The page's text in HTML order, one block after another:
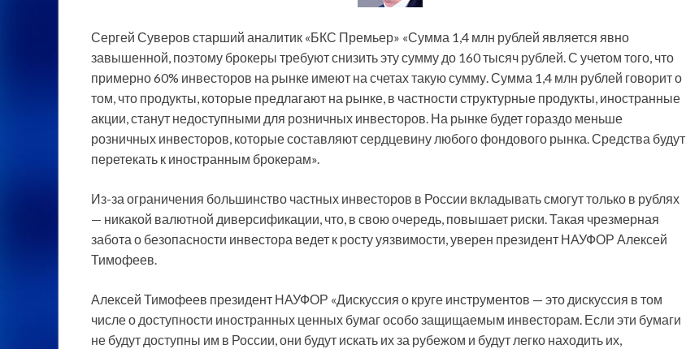
Сергей Суверов старший аналитик «БКС Премьер» «Сумма 1,4 млн рублей является явно
завышенной, поэтому брокеры требуют снизить эту сумму до 160 тысяч рублей. С учетом того, что
примерно 60% инвесторов на рынке имеют на счетах такую сумму. Сумма 1,4 млн рублей говорит о
том, что продукты, которые предлагают на рынке, в частности структурные продукты, иностранные
акции, станут недоступными для розничных инвесторов. На рынке будет гораздо меньше
розничных инвесторов, которые составляют сердцевину любого фондового рынка. Средства будут
перетекать к иностранным брокерам».
Из-за ограничения большинство частных инвесторов в России вкладывать смогут только в рублях
— никакой валютной диверсификации, что, в свою очередь, повышает риски. Такая чрезмерная
забота о безопасности инвестора ведет к росту уязвимости, уверен президент НАУФОР Алексей
Тимофеев.
Алексей Тимофеев президент НАУФОР «Дискуссия о круге инструментов — это дискуссия в том
числе о доступности иностранных ценных бумаг особо защищаемым инвесторам. Если эти бумаги
не будут доступны им в России, они будут искать их за рубежом и будут легко находить их,